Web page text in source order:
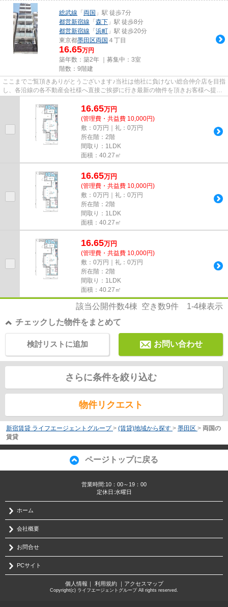
総武線 「 両国 」駅 徒歩7分
都営新宿線 「 森下 」駅 徒歩8分
都営新宿線 「 浜町 」駅 徒歩20分
東京都墨田区両国 ４丁目
16.65万円
築年数：築2年 ｜募集中： 3室
階数：9階建
ここまでご覧頂きありがとうございます♪当社は他社に負けない総合仲介店を目指
し、各沿線の各不動産会社様へ直接ご挨拶に行き最新の物件を頂きお客様へ提供
16.65万円
(管理費・共益費 10,000円)
敷：0万円｜礼：0万円
所在階：2階
間取り：1LDK
面積：40.27㎡
16.65万円
(管理費・共益費 10,000円)
敷：0万円｜礼：0万円
所在階：2階
間取り：1LDK
面積：40.27㎡
16.65万円
(管理費・共益費 10,000円)
敷：0万円｜礼：0万円
所在階：2階
間取り：1LDK
面積：40.27㎡
該当公開件数4棟 空き数9件 1-4棟表示
チェックした物件をまとめて
お問い合わせ
検討リストに追加
さらに条件を絞り込む
物件リクエスト
新宿賃貸 ライフエージェントグループ > (賃貸)地域から探す > 墨田区 > 両国の
賃貸
ページトップに戻る
営業時間:10：00～19：00
定休日:水曜日
ホーム
会社概要
お問合せ
PCサイト
個人情報 ｜ 利用規約｜ アクセスマップ
Copyright(c) ライフエージェントグループ All rights reserved.